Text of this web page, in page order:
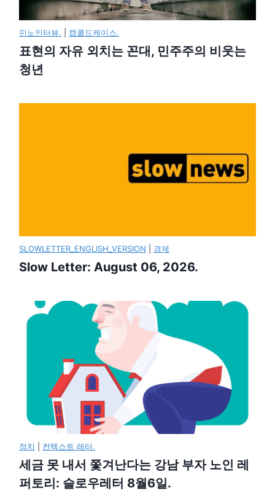
민노인터뷰. 캡콜드케이스.
표현의 자유 외치는 꼰대, 민주주의 비웃는
청년
SLOWLETTER_ENGLISH_VERSION 경제
Slow Letter: August 06, 2026.
정치 컨텍스트 레터.
세금 못 내서 쫓겨난다는 강남 부자 노인 레
퍼토리: 슬로우레터 8월6일.